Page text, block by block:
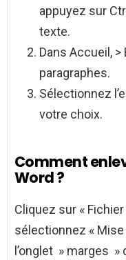
appuyez sur
texte.
Dans Accueil,
paragraphes.
Sélectionnez
votre choix.
Comment
Word ?
Cliquez sur «
sélectionnez «
l’onglet » marges